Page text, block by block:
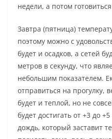
недели, а потом
Завтра (пятница)
поэтому можно с
будет и осадков, а сетей
метров в секунду, что
небольшим показателем.
отправиться на прогулку,
будет и теплой, но не
будет достигать от +3 до
дождь, который заставит